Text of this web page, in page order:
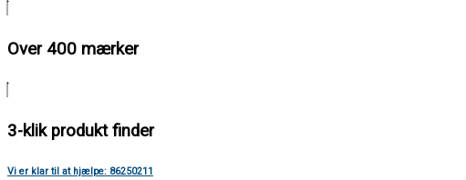
Over 400 mærker
3-klik produkt finder
Vi er klar til at hjælpe: 86250211